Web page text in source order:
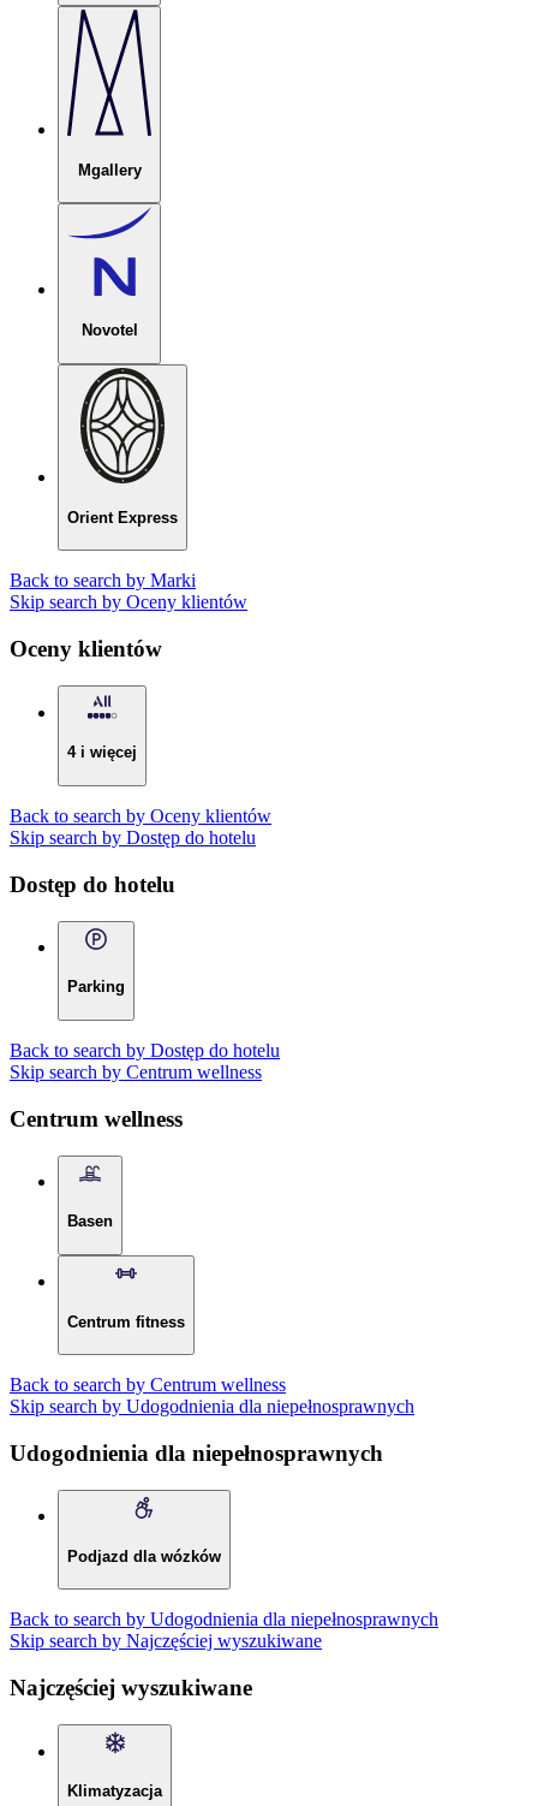
Mgallery
Novotel
Orient Express
Back to search by Marki
Skip search by Oceny klientów
Oceny klientów
4 i więcej
Back to search by Oceny klientów
Skip search by Dostęp do hotelu
Dostęp do hotelu
Parking
Back to search by Dostęp do hotelu
Skip search by Centrum wellness
Centrum wellness
Basen
Centrum fitness
Back to search by Centrum wellness
Skip search by Udogodnienia dla niepełnosprawnych
Udogodnienia dla niepełnosprawnych
Podjazd dla wózków
Back to search by Udogodnienia dla niepełnosprawnych
Skip search by Najczęściej wyszukiwane
Najczęściej wyszukiwane
Klimatyzacja